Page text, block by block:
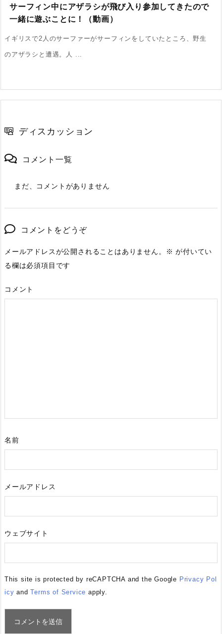
サーフィン中にアザラシが飛び入り参加してきたので
一緒に遊ぶことに！（動画）
イギリスで2人のサーファーがサーフィンをしていたところ、野生
のアザラシと遭遇。人 ...
ディスカッション
コメント一覧
まだ、コメントがありません
コメントをどうぞ
メールアドレスが公開されることはありません。 ※ が付いてい
る欄は必須項目です
コメント
名前
メールアドレス
ウェブサイト
This site is protected by reCAPTCHA and the Google Privacy Pol
icy andTerms of Service apply.